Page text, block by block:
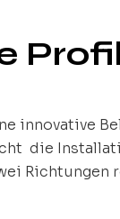
innovative
die